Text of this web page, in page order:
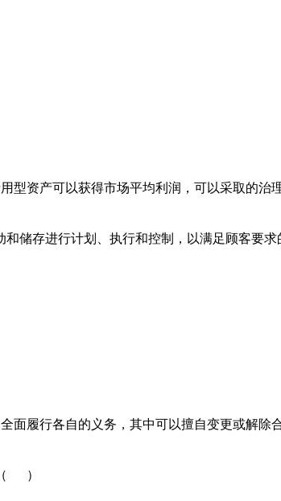
型资产可以获得市场平均利润，可以采取的
储存进行计划、执行和控制，以满足顾客要
面履行各自的义务，其中可以擅自变更或解
（ ）